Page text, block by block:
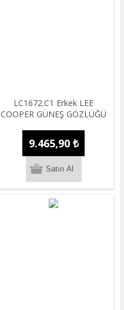
LC1672.C1 Erkek LEE
COOPER GÜNEŞ GÖZLÜĞÜ
9.465,90 ₺